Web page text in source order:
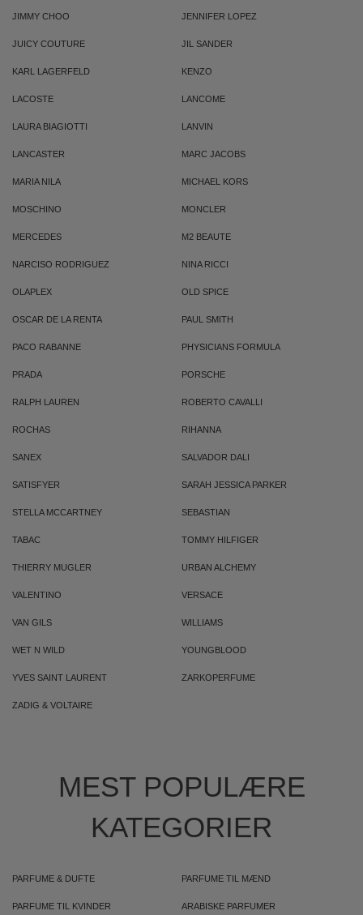
JIMMY CHOO JENNIFER LOPEZ
JUICY COUTURE JIL SANDER
KARL LAGERFELD KENZO
LACOSTE LANCOME
LAURA BIAGIOTTI LANVIN
LANCASTER MARC JACOBS
MARIA NILA MICHAEL KORS
MOSCHINO MONCLER
MERCEDES M2 BEAUTE
NARCISO RODRIGUEZ NINA RICCI
OLAPLEX OLD SPICE
OSCAR DE LA RENTA PAUL SMITH
PACO RABANNE PHYSICIANS FORMULA
PRADA PORSCHE
RALPH LAUREN ROBERTO CAVALLI
ROCHAS RIHANNA
SANEX SALVADOR DALI
SATISFYER SARAH JESSICA PARKER
STELLA MCCARTNEY SEBASTIAN
TABAC TOMMY HILFIGER
THIERRY MUGLER URBAN ALCHEMY
VALENTINO VERSACE
VAN GILS WILLIAMS
WET N WILD YOUNGBLOOD
YVES SAINT LAURENT ZARKOPERFUME
ZADIG & VOLTAIRE
MEST POPULÆRE
KATEGORIER
PARFUME & DUFTE PARFUME TIL MÆND
PARFUME TIL KVINDER ARABISKE PARFUMER